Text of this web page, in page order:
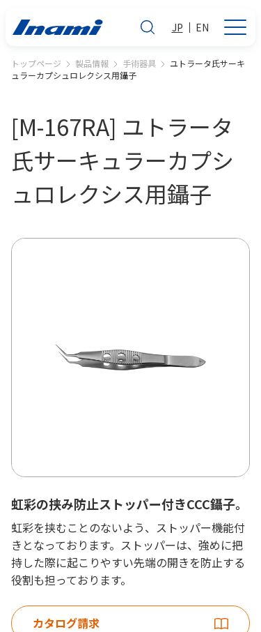
JP EN
トップページ 製品情報 手術器具
ユトラータ氏サーキ
ュラーカプシュロレクシス用鑷子
[M-167RA] ユトラータ
氏サーキュラーカプシ
ュロレクシス用鑷子
虹彩の挟み防止ストッパー付きCCC鑷子。
虹彩を挟むことのないよう、ストッパー機能付
きとなっております。ストッパーは、強めに把
持した際に起こりやすい先端の開きを防止する
役割も担っております。
カタログ請求